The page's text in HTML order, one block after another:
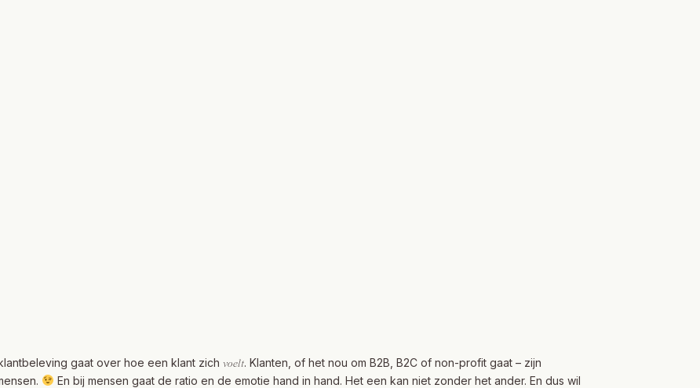
gaat over hoe een klant zich voelt. Klanten, of het nou om B2B, B2C of non-profit gaat – zijn
En bij mensen gaat de ratio en de emotie hand in hand. Het een kan niet zonder het ander. En dus wil